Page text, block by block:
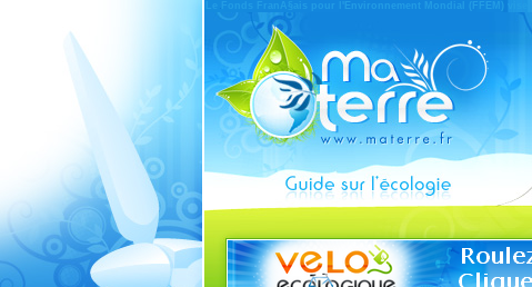
Le Fonds FranÃ§ais pour l'Environnement Mondial (FFEM)